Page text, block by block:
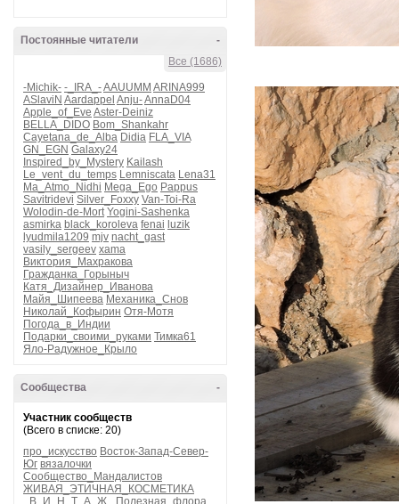
-
Постоянные читатели
Все (1686)
-Michik- -_IRA_-AAUUMM ARINA999
ASlaviN Aardappel Anju-AnnaD04
Apple_of_Eve Aster-Deiniz
BELLA_DIDO Bom_Shankahr
Cayetana_de_Alba Didia FLA_VIA
GN_EGN Galaxy24
Inspired_by_Mystery Kailash
Le_vent_du_temps Lemniscata Lena31
Ma_Atmo_Nidhi Mega_Ego Pappus
Savitridevi Silver_Foxxy Van-Toi-Ra
Wolodin-de-Mort Yogini-Sashenka
asmirka black_koroleva fenai luzik
lyudmila1209 mjv nacht_gast
vasily_sergeev xama
Виктория_Махракова
Гражданка_Горыныч
Катя_Дизайнер_Иванова
Майя_Шипеева Механика_Снов
Николай_Кофырин Отя-Мотя
Погода_в_Индии
Подарки_своими_руками Тимка61
Яло-Радужное_Крыло
-
Сообщества
Участник сообществ
(Всего в списке: 20)
про_искусство Восток-Запад-Север-
Юг вязалочки
Сообщество_Мандалистов
ЖИВАЯ_ЭТИЧНАЯ_КОСМЕТИКА
_В_И_Н_Т_А_Ж_
Полезная_флора